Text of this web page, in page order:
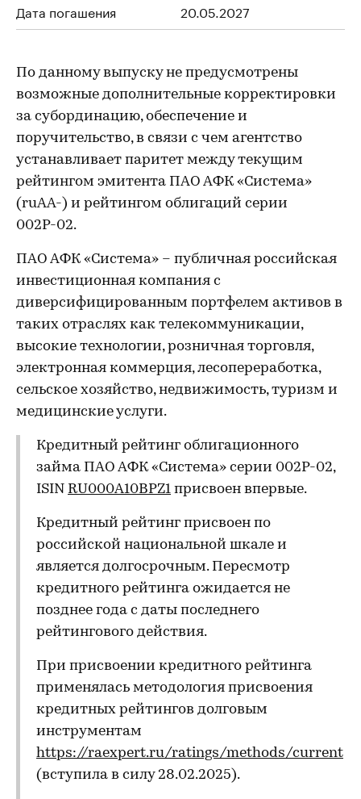
Дата погашения
20.05.2027
По данному выпуску не предусмотрены
возможные дополнительные корректировки
за субординацию, обеспечение и
поручительство, в связи с чем агентство
устанавливает паритет между текущим
рейтингом эмитента ПАО АФК «Система»
(ruAA-) и рейтингом облигаций серии
002Р-02.
ПАО АФК «Система» – публичная российская
инвестиционная компания с
диверсифицированным портфелем активов в
таких отраслях как телекоммуникации,
высокие технологии, розничная торговля,
электронная коммерция, лесопереработка,
сельское хозяйство, недвижимость, туризм и
медицинские услуги.
Кредитный рейтинг облигационного
займа ПАО АФК «Система» серии 002Р-02,
ISIN RU000A10BPZ1 присвоен впервые.
Кредитный рейтинг присвоен по
российской национальной шкале и
является долгосрочным. Пересмотр
кредитного рейтинга ожидается не
позднее года с даты последнего
рейтингового действия.
При присвоении кредитного рейтинга
применялась методология присвоения
кредитных рейтингов долговым
инструментам
https://raexpert.ru/ratings/methods/current
(вступила в силу 28.02.2025).